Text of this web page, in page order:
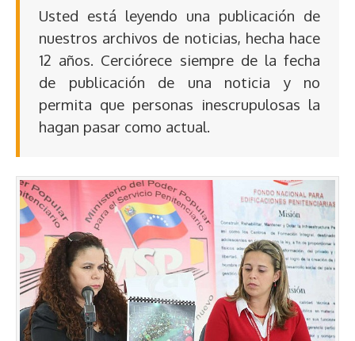
Usted está leyendo una publicación de
nuestros archivos de noticias, hecha hace
12 años. Cerciórece siempre de la fecha
de publicación de una noticia y no
permita que personas inescrupulosas la
hagan pasar como actual.